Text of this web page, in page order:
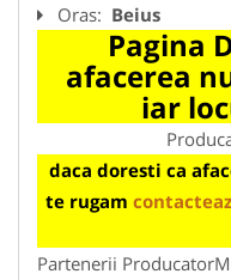
Oras: Beius
Pagina
afacerea
iar
daca doresti ca
te rugam
Partenerii